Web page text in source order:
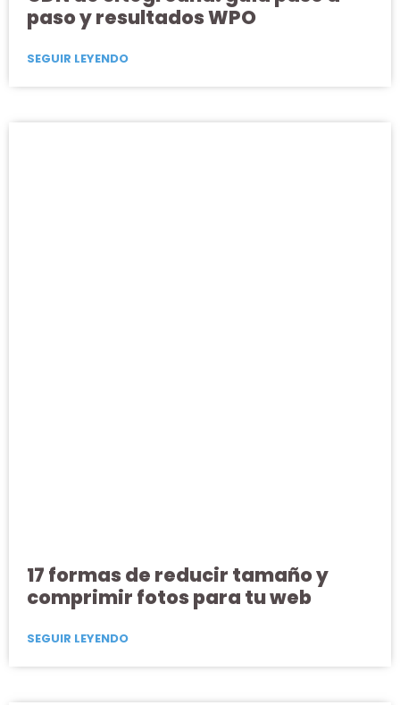
paso y resultados WPO
SEGUIR LEYENDO
17 formas de reducir tamaño y
comprimir fotos para tu web
SEGUIR LEYENDO